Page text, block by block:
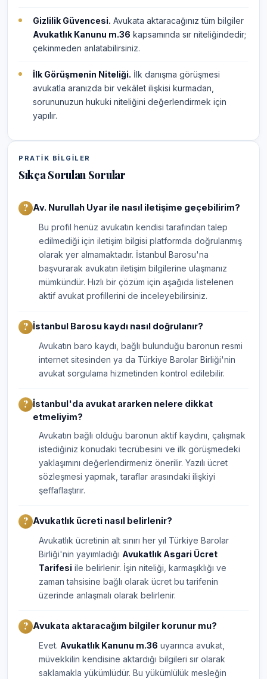
Gizlilik Güvencesi. Avukata aktaracağınız tüm bilgiler
Avukatlık Kanunu m.36 kapsamında sır niteliğindedir;
çekinmeden anlatabilirsiniz.
İlk Görüşmenin Niteliği. İlk danışma görüşmesi
avukatla aranızda bir vekâlet ilişkisi kurmadan,
sorununuzun hukuki niteliğini değerlendirmek için
yapılır.
PRATIK BILGILER
Sıkça Sorulan Sorular
Av. Nurullah Uyar ile nasıl iletişime geçebilirim?
Bu profil henüz avukatın kendisi tarafından talep
edilmediği için iletişim bilgisi platformda doğrulanmış
olarak yer almamaktadır. İstanbul Barosu'na
başvurarak avukatın iletişim bilgilerine ulaşmanız
mümkündür. Hızlı bir çözüm için aşağıda listelenen
aktif avukat profillerini de inceleyebilirsiniz.
İstanbul Barosu kaydı nasıl doğrulanır?
Avukatın baro kaydı, bağlı bulunduğu baronun resmi
internet sitesinden ya da Türkiye Barolar Birliği'nin
avukat sorgulama hizmetinden kontrol edilebilir.
İstanbul'da avukat ararken nelere dikkat
etmeliyim?
Avukatın bağlı olduğu baronun aktif kaydını, çalışmak
istediğiniz konudaki tecrübesini ve ilk görüşmedeki
yaklaşımını değerlendirmeniz önerilir. Yazılı ücret
sözleşmesi yapmak, taraflar arasındaki ilişkiyi
şeffaflaştırır.
Avukatlık ücreti nasıl belirlenir?
Avukatlık ücretinin alt sınırı her yıl Türkiye Barolar
Birliği'nin yayımladığı Avukatlık Asgari Ücret
Tarifesi ile belirlenir. İşin niteliği, karmaşıklığı ve
zaman tahsisine bağlı olarak ücret bu tarifenin
üzerinde anlaşmalı olarak belirlenir.
Avukata aktaracağım bilgiler korunur mu?
Evet. Avukatlık Kanunu m.36 uyarınca avukat,
müvekkilin kendisine aktardığı bilgileri sır olarak
saklamakla yükümlüdür. Bu yükümlülük mesleğin